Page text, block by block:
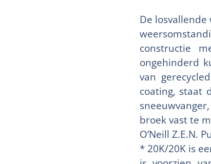
De
constructie
ongehinderd
van
coating, staat
broek vast te
O’Neill Z.E.N.
* 20K/20K is